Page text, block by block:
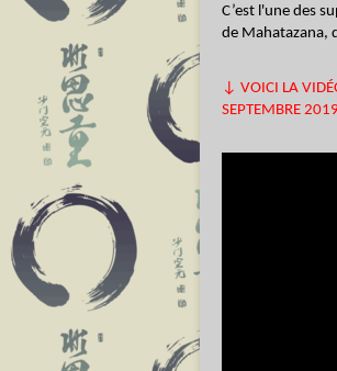
C’est l'une des
de Mahatazana,
↓ VOICI LA
SEPTEMBRE